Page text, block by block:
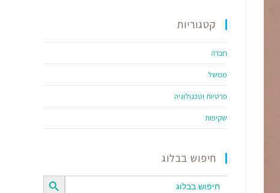
קטגוריות
חברה
ממשל
פרטיות וטכנולוגיה
שקיפות
חיפוש בבלוג
Search
for:
SEARCH BUTTON